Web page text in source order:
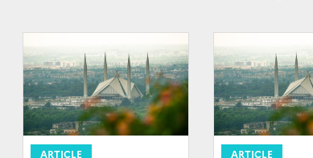
ARTICLE ARTICLE